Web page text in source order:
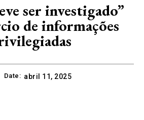
ser investigado”
de informações
Date: abril 11, 2025